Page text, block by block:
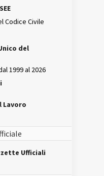
Codice Civile
del
1999 al 2026
Lavoro
Ufficiali